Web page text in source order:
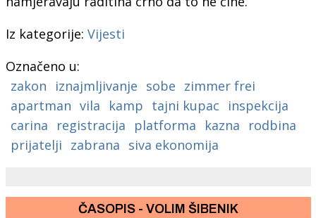
Iz kategorije: Vijesti
Označeno u:
zakon
iznajmljivanje sobe zimmer frei
apartman vila kamp tajni kupac
inspekcija
carina
registracija platforma kazna
rodbina
prijatelji zabrana siva ekonomija
ČASOPIS - VOLIM ŠIBENIK